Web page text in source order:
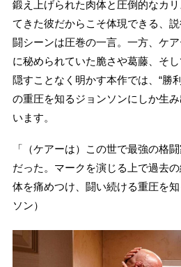
鍛え上げられた肉体と圧倒的なカ
てきた彼だからこそ体現できる、
闘シーンは圧巻の一言。一方、ケ
に秘められていた脆さや葛藤、そ
隠すことなく明かす本作では、“勝
の重圧を知るジョンソンにしか生
います。
「（ケアーは）この世で最強の格
だった。マークを演じる上で過去
体を痛めつけ、闘い続ける重圧を
ソン）